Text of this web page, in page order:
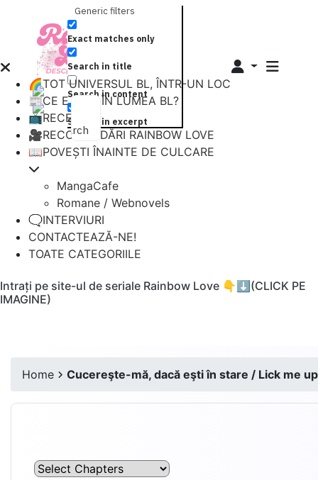
Search
Generic filters
Exact matches only
Search in title
Search in content
Search in excerpt
🌈TOT UNIVERSUL BL, ÎNTR-UN LOC
📰CE E NOU ÎN LUMEA BL?
📺RECENZII
🎥RECOMANDĂRI RAINBOW LOVE
📖POVEȘTI ÎNAINTE DE CULCARE
MangaCafe
Romane / Webnovels
🗨️INTERVIURI
CONTACTEAZĂ-NE!
TOATE CATEGORIILE
Intrați pe site-ul de seriale Rainbow Love 👇⬇️(CLICK PE
IMAGINE)
Home Cucereşte-mă, dacă eşti în stare / Lick me